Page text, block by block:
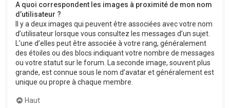
A quoi correspondent les images à proximité de mon nom
d’utilisateur ?
Il y a deux images qui peuvent être associées avec votre nom
d’utilisateur lorsque vous consultez les messages d’un sujet.
L’une d’elles peut être associée à votre rang, généralement
des étoiles ou des blocs indiquant votre nombre de messages
ou votre statut sur le forum. La seconde image, souvent plus
grande, est connue sous le nom d’avatar et généralement est
unique ou propre à chaque membre.
Haut